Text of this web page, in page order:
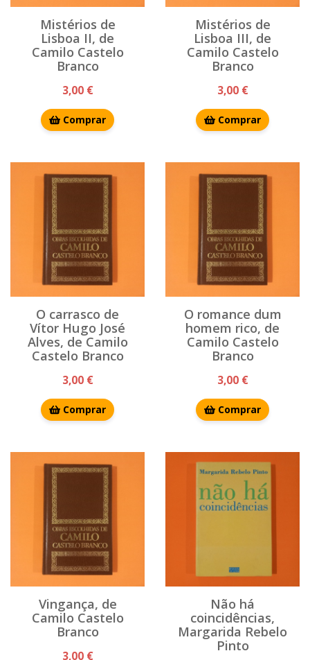
Mistérios de
Lisboa II, de
Camilo Castelo
Branco
3,00 €
Comprar
Mistérios de
Lisboa III, de
Camilo Castelo
Branco
3,00 €
Comprar
O carrasco de
Vítor Hugo José
Alves, de Camilo
Castelo Branco
3,00 €
Comprar
O romance dum
homem rico, de
Camilo Castelo
Branco
3,00 €
Comprar
Vingança, de
Camilo Castelo
Branco
3,00 €
Não há
coincidências,
Margarida Rebelo
Pinto